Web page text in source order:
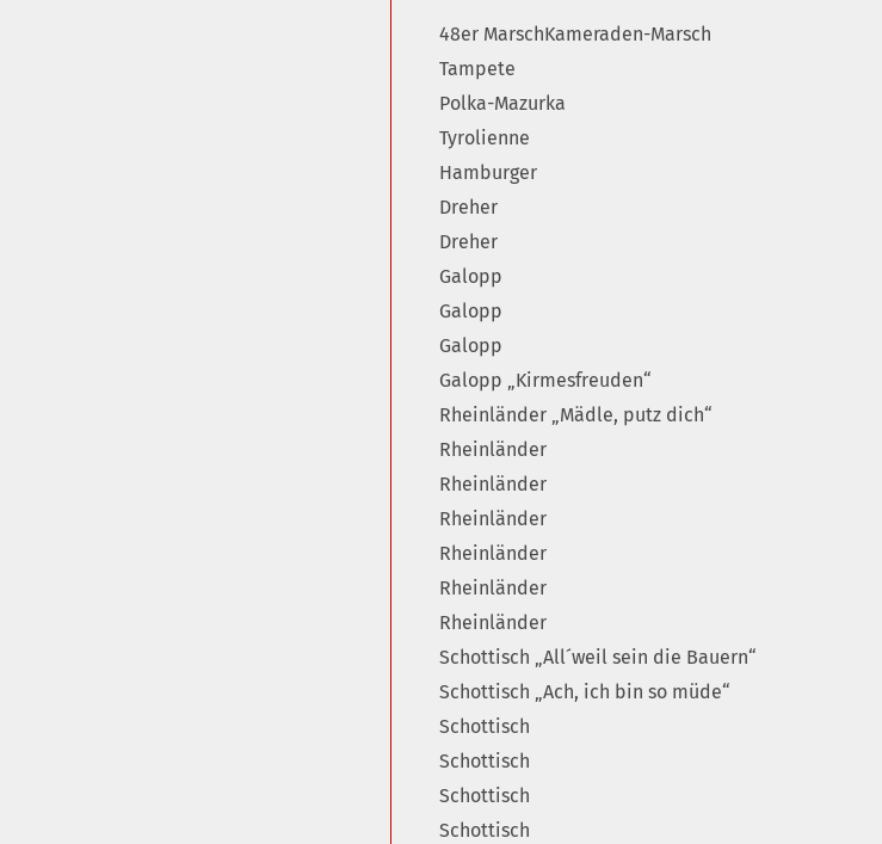
48er MarschKameraden-Marsch
Tampete
Polka-Mazurka
Tyrolienne
Hamburger
Dreher
Dreher
Galopp
Galopp
Galopp
Galopp „Kirmesfreuden“
Rheinländer „Mädle, putz dich“
Rheinländer
Rheinländer
Rheinländer
Rheinländer
Rheinländer
Rheinländer
Schottisch „All´weil sein die Bauern“
Schottisch „Ach, ich bin so müde“
Schottisch
Schottisch
Schottisch
Schottisch